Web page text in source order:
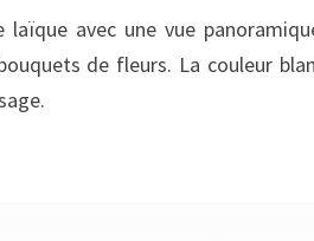
laïque avec une vue
de fleurs. La couleur